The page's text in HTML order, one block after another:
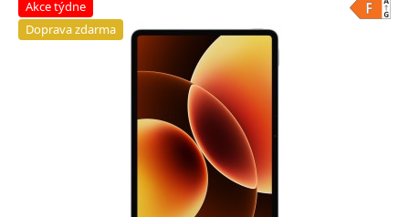
Akce týdne
Doprava zdarma